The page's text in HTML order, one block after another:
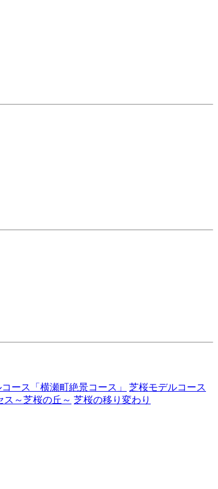
ース「横瀬町絶景コース」
芝桜モデルコース
ス～芝桜の丘～ 芝桜の移り変わり